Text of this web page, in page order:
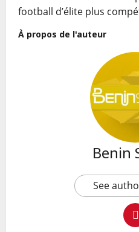
football d’élite plus
À propos de l'auteur
Benin
See